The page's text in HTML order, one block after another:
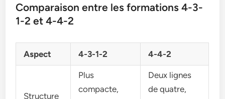
Comparaison entre les formations 4-3-
1-2 et 4-4-2
Aspect 4-3-1-2 4-4-2
Structure
Plus
compacte,
Deux lignes
de quatre,